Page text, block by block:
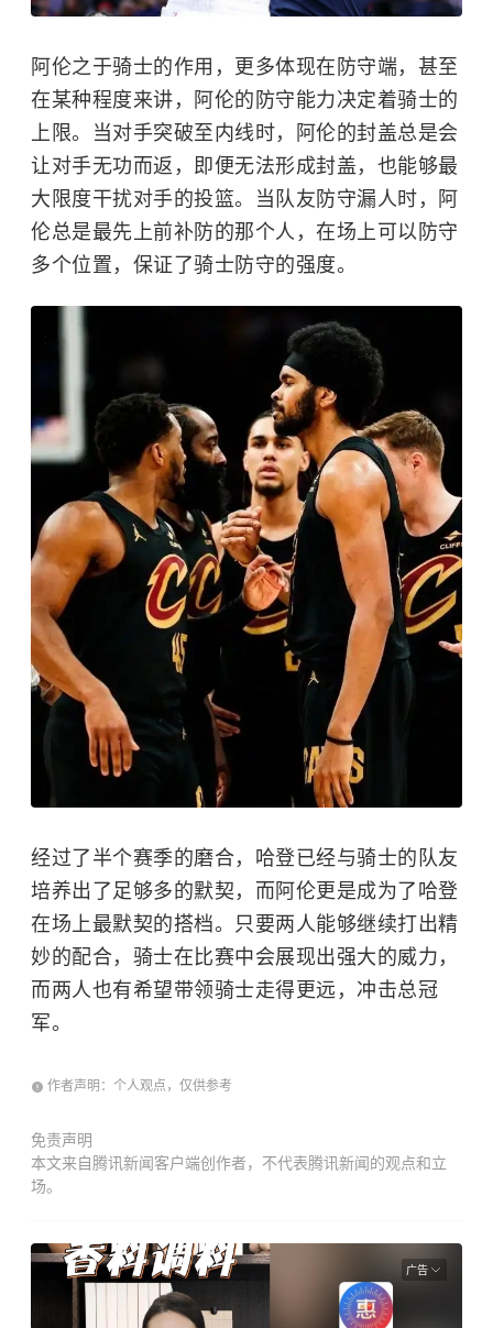
阿伦之于骑士的作用，更多体现在防守端，甚至
在某种程度来讲，阿伦的防守能力决定着骑士的
上限。当对手突破至内线时，阿伦的封盖总是会
让对手无功而返，即便无法形成封盖，也能够最
大限度干扰对手的投篮。当队友防守漏人时，阿
伦总是最先上前补防的那个人，在场上可以防守
多个位置，保证了骑士防守的强度。
经过了半个赛季的磨合，哈登已经与骑士的队友
培养出了足够多的默契，而阿伦更是成为了哈登
在场上最默契的搭档。只要两人能够继续打出精
妙的配合，骑士在比赛中会展现出强大的威力，
而两人也有希望带领骑士走得更远，冲击总冠
军。
作者声明：个人观点，仅供参考
免责声明
本文来自腾讯新闻客户端创作者，不代表腾讯新闻的观点和立
场。
广告